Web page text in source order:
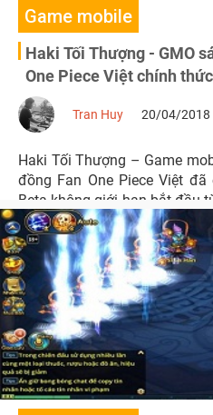
Game mobile
Haki Tối Thượng - GMO
One Piece Việt chính
Tran Huy 20/04/2018
Haki Tối Thượng – Game
đồng Fan One Piece Việt đã
Beta không giới hạn bắt đầu